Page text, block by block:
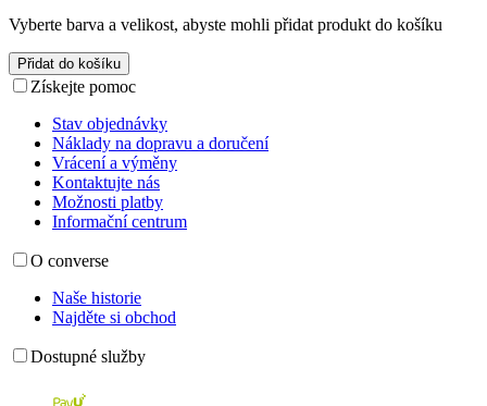
Vyberte barva a velikost, abyste mohli přidat produkt do košíku
Přidat do košíku
Získejte pomoc
Stav objednávky
Náklady na dopravu a doručení
Vrácení a výměny
Kontaktujte nás
Možnosti platby
Informační centrum
O converse
Naše historie
Najděte si obchod
Dostupné služby